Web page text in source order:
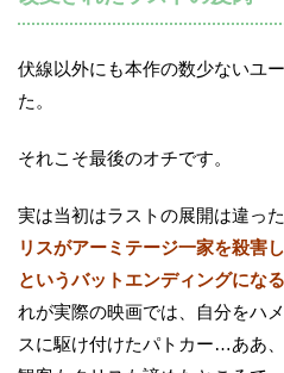
伏線以外にも本作の数少ないユ
た。
それこそ最後のオチです。
実は当初はラストの展開は違った
リスがアーミテージ一家を殺害
というバットエンディングにな
れが実際の映画では、自分をハ
スに駆け付けたパトカー…ああ